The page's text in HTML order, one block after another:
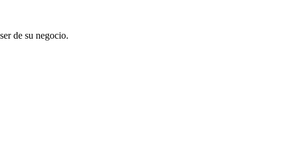
de su negocio.